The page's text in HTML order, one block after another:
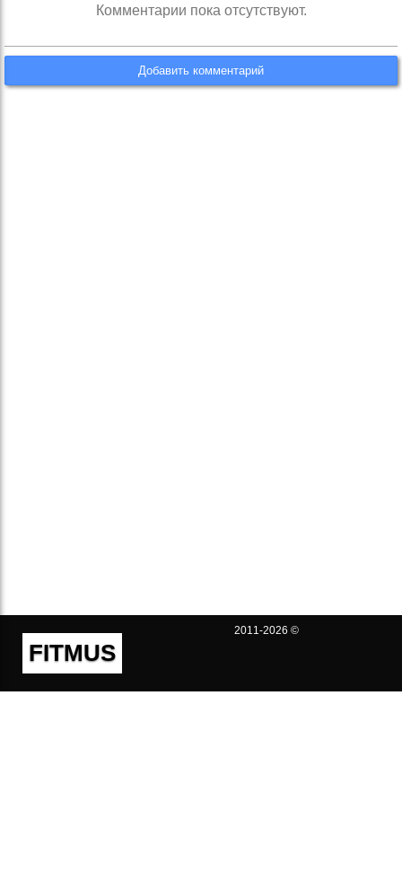
Комментарии пока отсутствуют.
Добавить комментарий
FITMUS
2011-2026 ©